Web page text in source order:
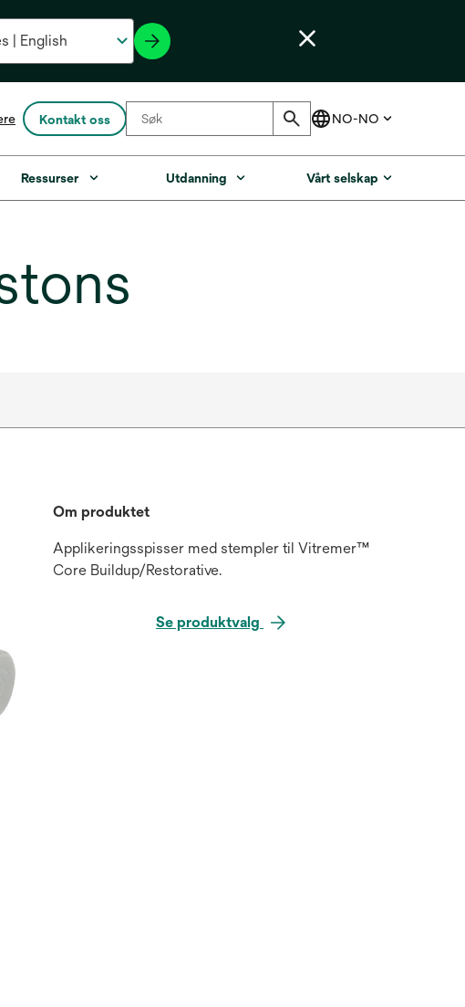
Kontakt oss
Ressurser Utdanning Vårt selskap
Om produktet
Applikeringsspisser med stempler til Vitremer™
Core Buildup/Restorative.
Se produktvalg